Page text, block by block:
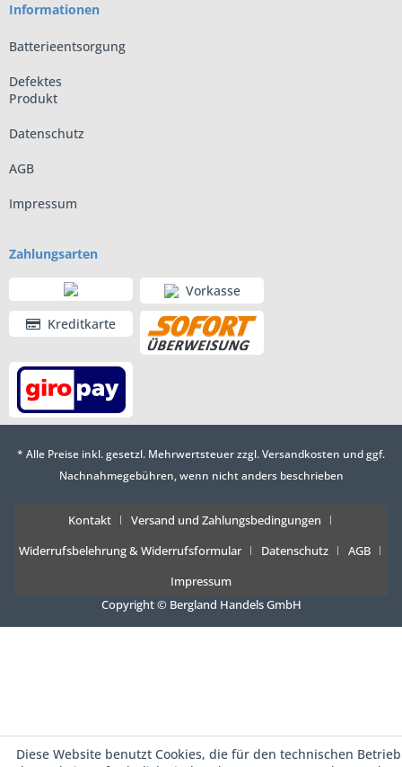
Informationen
Batterieentsorgung
Defektes
Produkt
Datenschutz
AGB
Impressum
Zahlungsarten
Vorkasse
Kreditkarte
* Alle Preise inkl. gesetzl. Mehrwertsteuer zzgl.Versandkosten und ggf.
Nachnahmegebühren, wenn nicht anders beschrieben
Kontakt
Versand und Zahlungsbedingungen
Widerrufsbelehrung & Widerrufsformular
Datenschutz
AGB
Impressum
Copyright © Bergland Handels GmbH
Diese Website benutzt Cookies, die für den technischen Betrieb